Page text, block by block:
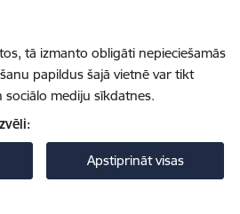
tā izmanto obligāti nepieciešamās
papildus šajā vietnē var tikt
mediju sīkdatnes.
Apstiprināt visas